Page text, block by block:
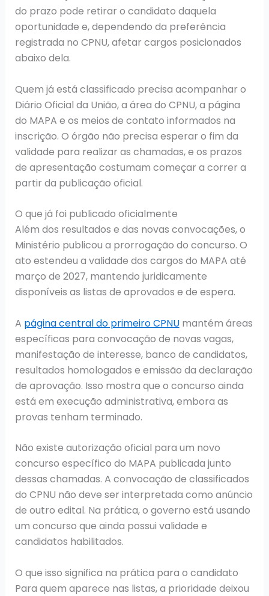
do prazo pode retirar o candidato daquela
oportunidade e, dependendo da preferência
registrada no CPNU, afetar cargos posicionados
abaixo dela.
Quem já está classificado precisa acompanhar o
Diário Oficial da União, a área do CPNU, a página
do MAPA e os meios de contato informados na
inscrição. O órgão não precisa esperar o fim da
validade para realizar as chamadas, e os prazos
de apresentação costumam começar a correr a
partir da publicação oficial.
O que já foi publicado oficialmente
Além dos resultados e das novas convocações, o
Ministério publicou a prorrogação do concurso. O
ato estendeu a validade dos cargos do MAPA até
março de 2027, mantendo juridicamente
disponíveis as listas de aprovados e de espera.
A página central do primeiro CPNUmantém áreas
específicas para convocação de novas vagas,
manifestação de interesse, banco de candidatos,
resultados homologados e emissão da declaração
de aprovação. Isso mostra que o concurso ainda
está em execução administrativa, embora as
provas tenham terminado.
Não existe autorização oficial para um novo
concurso específico do MAPA publicada junto
dessas chamadas. A convocação de classificados
do CPNU não deve ser interpretada como anúncio
de outro edital. Na prática, o governo está usando
um concurso que ainda possui validade e
candidatos habilitados.
O que isso significa na prática para o candidato
Para quem aparece nas listas, a prioridade deixou